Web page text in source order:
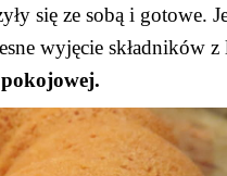
się ze sobą i gotowe.
wyjęcie składników